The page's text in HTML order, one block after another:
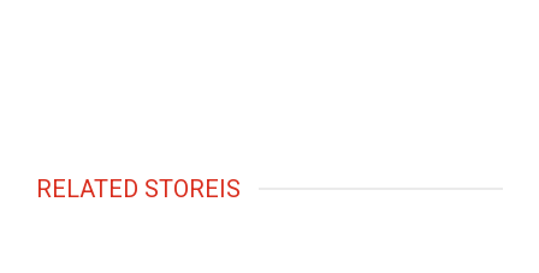
RELATED STOREIS